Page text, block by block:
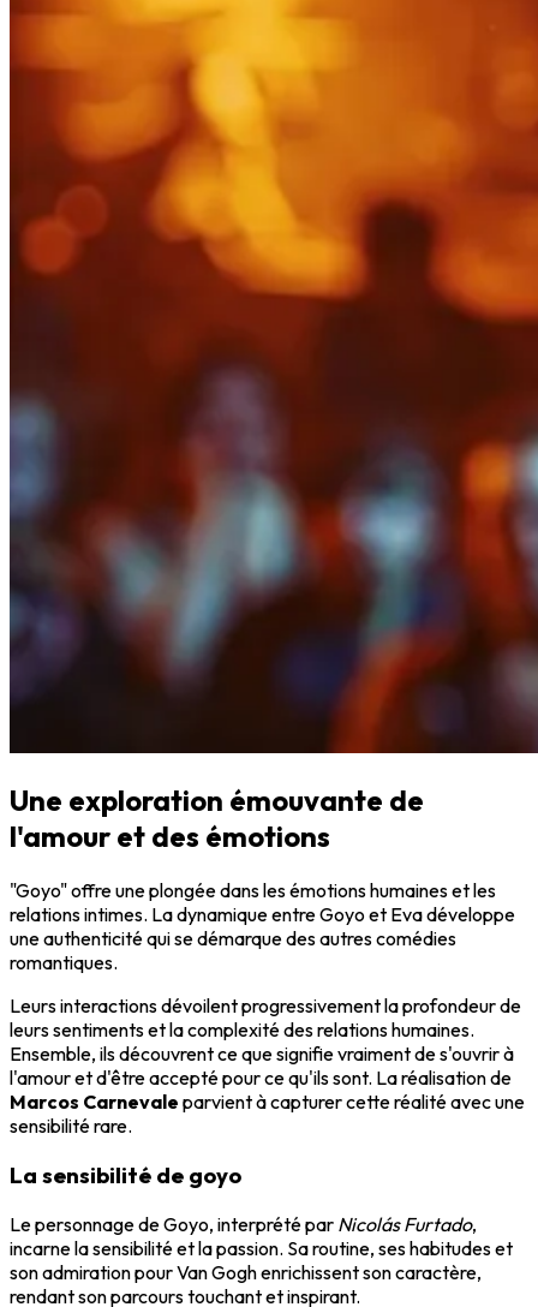
Une exploration émouvante de
l'amour et des émotions
"Goyo" offre une plongée dans les émotions humaines et les
relations intimes. La dynamique entre Goyo et Eva développe
une authenticité qui se démarque des autres comédies
romantiques.
Leurs interactions dévoilent progressivement la profondeur de
leurs sentiments et la complexité des relations humaines.
Ensemble, ils découvrent ce que signifie vraiment de s'ouvrir à
l'amour et d'être accepté pour ce qu'ils sont. La réalisation de
Marcos Carnevale parvient à capturer cette réalité avec une
sensibilité rare.
La sensibilité de goyo
Le personnage de Goyo, interprété par Nicolás Furtado,
incarne la sensibilité et la passion. Sa routine, ses habitudes et
son admiration pour Van Gogh enrichissent son caractère,
rendant son parcours touchant et inspirant.